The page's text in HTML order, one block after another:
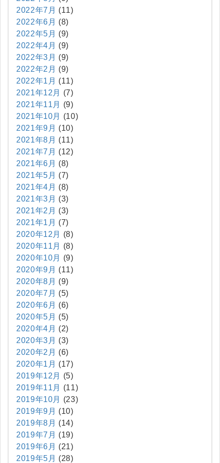
2022年7月 (11)
2022年6月 (8)
2022年5月 (9)
2022年4月 (9)
2022年3月 (9)
2022年2月 (9)
2022年1月 (11)
2021年12月
(7)
2021年11月
(9)
2021年10月
(10)
2021年9月 (10)
2021年8月 (11)
2021年7月 (12)
2021年6月 (8)
2021年5月 (7)
2021年4月 (8)
2021年3月 (3)
2021年2月 (3)
2021年1月 (7)
2020年12月
(8)
2020年11月
(8)
2020年10月
(9)
2020年9月 (11)
2020年8月 (9)
2020年7月 (5)
2020年6月 (6)
2020年5月 (5)
2020年4月 (2)
2020年3月 (3)
2020年2月 (6)
2020年1月 (17)
2019年12月
(5)
2019年11月
(11)
2019年10月
(23)
2019年9月 (10)
2019年8月 (14)
2019年7月 (19)
2019年6月 (21)
2019年5月 (28)